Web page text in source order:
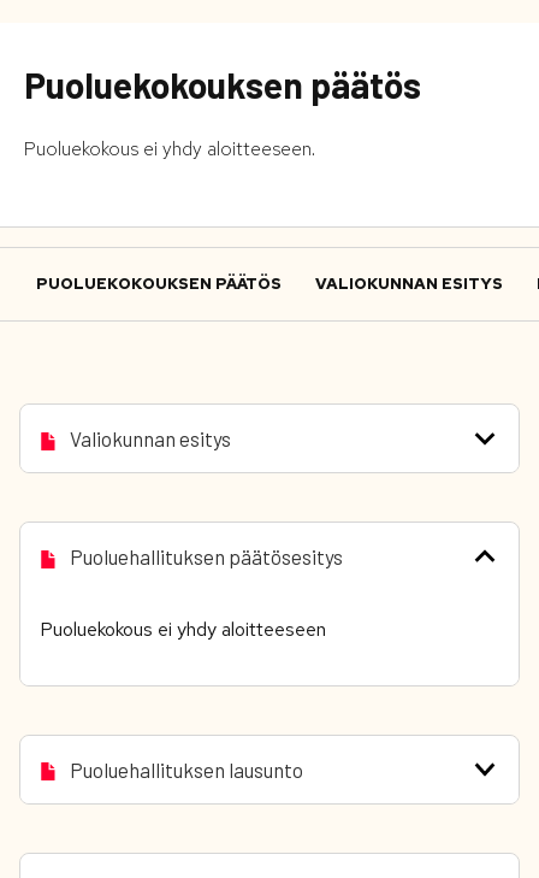
Puoluekokouksen päätös
Puoluekokous ei yhdy aloitteeseen.
PUOLUEKOKOUKSEN PÄÄTÖS VALIOKUNNAN ESITYS
Valiokunnan esitys
Puoluehallituksen päätösesitys
Puoluekokous ei yhdy aloitteeseen
Puoluehallituksen lausunto